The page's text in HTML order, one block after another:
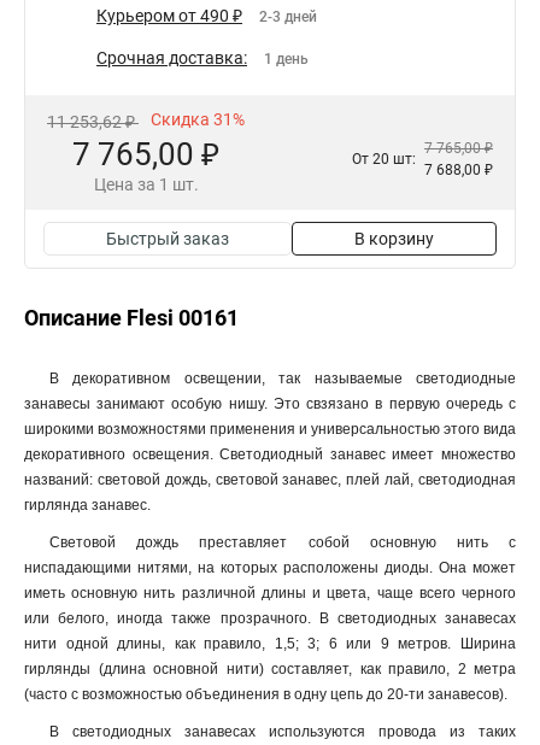
Курьером от 490 ₽ 2-3 дней
Срочная доставка: 1 день
11 253,62 ₽ Скидка 31%
7 765,00 ₽
Цена за 1 шт.
От 20 шт:
7 765,00 ₽
7 688,00 ₽
Быстрый заказ В корзину
Описание Flesi 00161
В декоративном освещении, так называемые светодиодные
занавесы занимают особую нишу. Это свзязано в первую очередь с
широкими возможностями применения и универсальностью этого вида
декоративного освещения. Светодиодный занавес имеет множество
названий: световой дождь, световой занавес, плей лай, светодиодная
гирлянда занавес.
Световой дождь преставляет собой основную нить с
ниспадающими нитями, на которых расположены диоды. Она может
иметь основную нить различной длины и цвета, чаще всего черного
или белого, иногда также прозрачного. В светодиодных занавесах
нити одной длины, как правило, 1,5; 3; 6 или 9 метров. Ширина
гирлянды (длина основной нити) составляет, как правило, 2 метра
(часто с возможностью объединения в одну цепь до 20-ти занавесов).
В светодиодных занавесах используются провода из таких